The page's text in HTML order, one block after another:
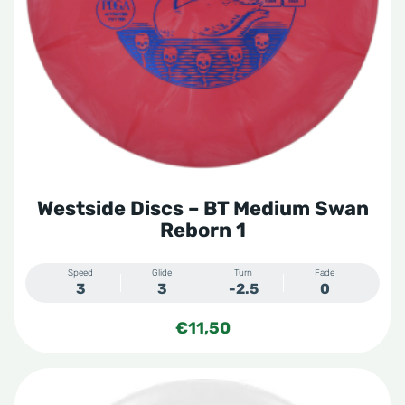
Westside Discs – BT Medium Swan
Reborn 1
Speed
3
Glide
3
Turn
-2.5
Fade
0
€11,50
kan
gekozen
worden